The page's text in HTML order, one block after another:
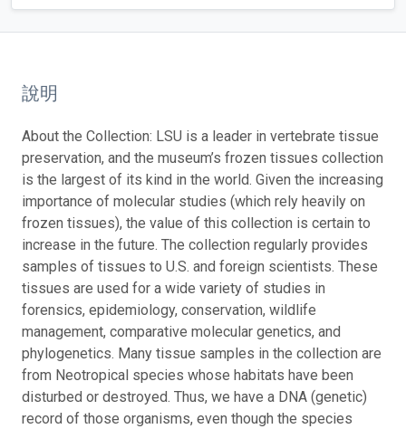
說明
About the Collection: LSU is a leader in vertebrate tissue
preservation, and the museum’s frozen tissues collection
is the largest of its kind in the world. Given the increasing
importance of molecular studies (which rely heavily on
frozen tissues), the value of this collection is certain to
increase in the future. The collection regularly provides
samples of tissues to U.S. and foreign scientists. These
tissues are used for a wide variety of studies in
forensics, epidemiology, conservation, wildlife
management, comparative molecular genetics, and
phylogenetics. Many tissue samples in the collection are
from Neotropical species whose habitats have been
disturbed or destroyed. Thus, we have a DNA (genetic)
record of those organisms, even though the species